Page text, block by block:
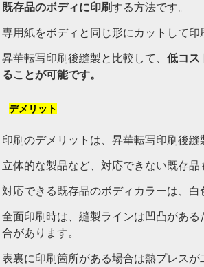
既存品のボディに印刷する方法です。
専用紙をボディと同じ形にカットして印
昇華転写印刷後縫製と比較して、 低コス
ることが可能です。
デメリット
印刷のデメリットは、昇華転写印刷後縫
立体的な製品など、対応できない既存品
対応できる既存品のボディカラーは、白
全面印刷時は、縫製ラインは凹凸がある
合があります。
表裏に印刷箇所がある場合は熱プレスが